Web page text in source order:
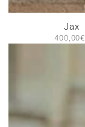
Jax
Prix
400,00€